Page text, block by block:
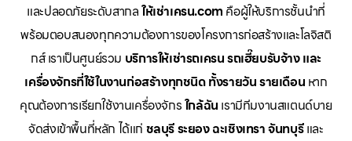
และปลอดภัยระดับสากลให้เช่าเครน.com คือผู้ให้บริการชั้นนำที่
พร้อมตอบสนองทุกความต้องการของโครงการก่อสร้างและโลจิสติ
กส์ เราเป็นศูนย์รวม บริการให้เช่ารถเครน รถเฮี๊ยบรับจ้าง และ
เครื่องจักรที่ใช้ในงานก่อสร้างทุกชนิด ทั้งรายวัน รายเดือน หาก
คุณต้องการเรียกใช้งานเครื่องจักรใกล้ฉัน เรามีทีมงานสแตนด์บาย
จัดส่งเข้าพื้นที่หลัก ได้แก่ ชลบุรี ระยอง ฉะเชิงเทรา จันทบุรีและ